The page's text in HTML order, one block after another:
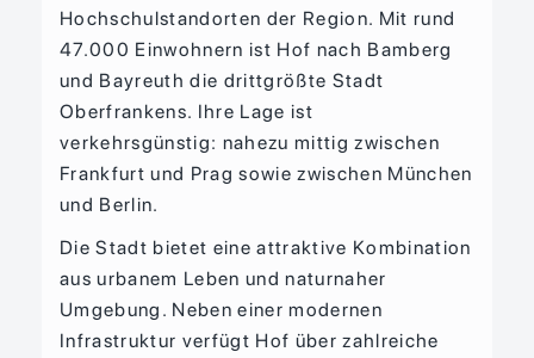
Hochschulstandorten der Region. Mit rund
47.000 Einwohnern ist Hof nach Bamberg
und Bayreuth die drittgrößte Stadt
Oberfrankens. Ihre Lage ist
verkehrsgünstig: nahezu mittig zwischen
Frankfurt und Prag sowie zwischen München
und Berlin.
Die Stadt bietet eine attraktive Kombination
aus urbanem Leben und naturnaher
Umgebung. Neben einer modernen
Infrastruktur verfügt Hof über zahlreiche